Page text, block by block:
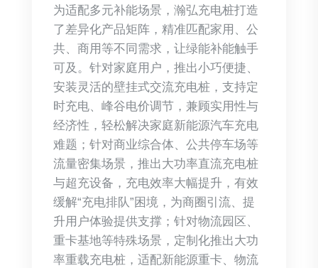
为适配多元补能场景，瀚弘充电桩打造
了差异化产品矩阵，精准匹配家用、公
共、商用等不同需求，让绿能补能触手
可及。针对家庭用户，推出小巧便捷、
安装灵活的壁挂式交流充电桩，支持定
时充电、峰谷电价调节，兼顾实用性与
经济性，轻松解决家庭新能源汽车充电
难题；针对商业综合体、公共停车场等
流量密集场景，推出大功率直流充电桩
与超充设备，充电效率大幅提升，有效
缓解“充电排队”困境，为商圈引流、提
升用户体验提供支撑；针对物流园区、
重卡基地等特殊场景，定制化推出大功
率重载充电桩，适配新能源重卡、物流